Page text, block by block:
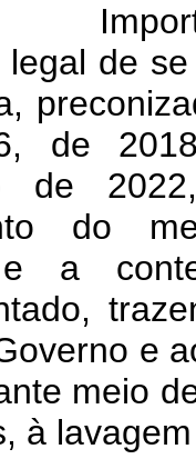
legal de
de
de
do
e a
e
meio
à